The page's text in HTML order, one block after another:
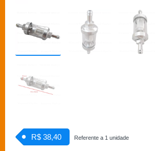
R$ 38,40 Referente a 1 unidade